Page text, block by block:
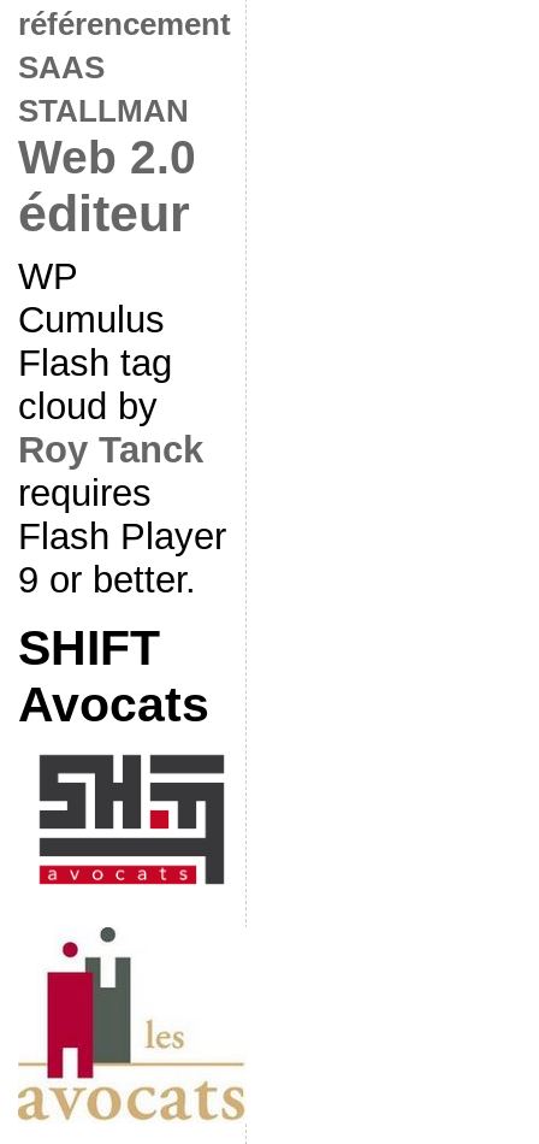
référencement
SAAS
STALLMAN
Web 2.0
éditeur
WP
Cumulus
Flash tag
cloud by
Roy Tanck
requires
Flash Player
9 or better.
SHIFT
Avocats